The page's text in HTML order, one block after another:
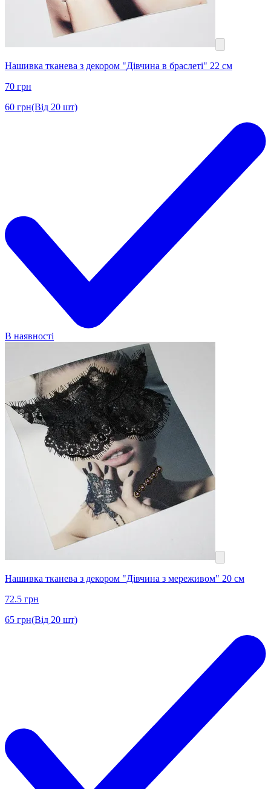
Нашивка тканева з декором "Дівчина в браслеті" 22 см
70 грн
60 грн(Від 20 шт)
В наявності
Нашивка тканева з декором "Дівчина з мереживом" 20 см
72.5 грн
65 грн(Від 20 шт)